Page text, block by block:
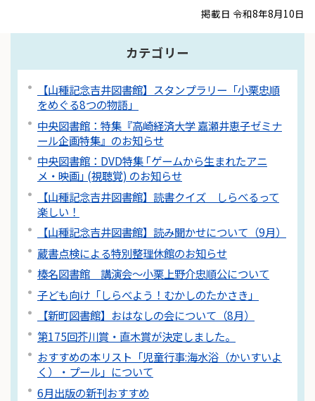
掲載日 令和8年8月10日
カテゴリー
【山種記念吉井図書館】スタンプラリー「小栗忠順
をめぐる8つの物語」
中央図書館：特集『高崎経済大学 嘉瀬井恵子ゼミナ
ール企画特集』のお知らせ
中央図書館：DVD特集 ｢ゲームから生まれたアニ
メ・映画｣ (視聴覚) のお知らせ
【山種記念吉井図書館】読書クイズ しらべるって
楽しい！
【山種記念吉井図書館】読み聞かせについて（9月）
蔵書点検による特別整理休館のお知らせ
榛名図書館 講演会～小栗上野介忠順公について
子ども向け「しらべよう！むかしのたかさき」
【新町図書館】おはなしの会について（8月）
第175回芥川賞・直木賞が決定しました。
おすすめの本リスト「児童行事:海水浴（かいすいよ
く）・プール」について
6月出版の新刊おすすめ